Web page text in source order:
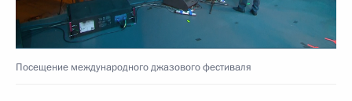
Посещение международного джазового фестиваля